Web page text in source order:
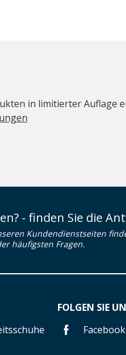
in limitierter Auflage
- finden Sie die
Kundendienstseiten
häufigsten Fragen.
FOLGEN SIE
Facebook